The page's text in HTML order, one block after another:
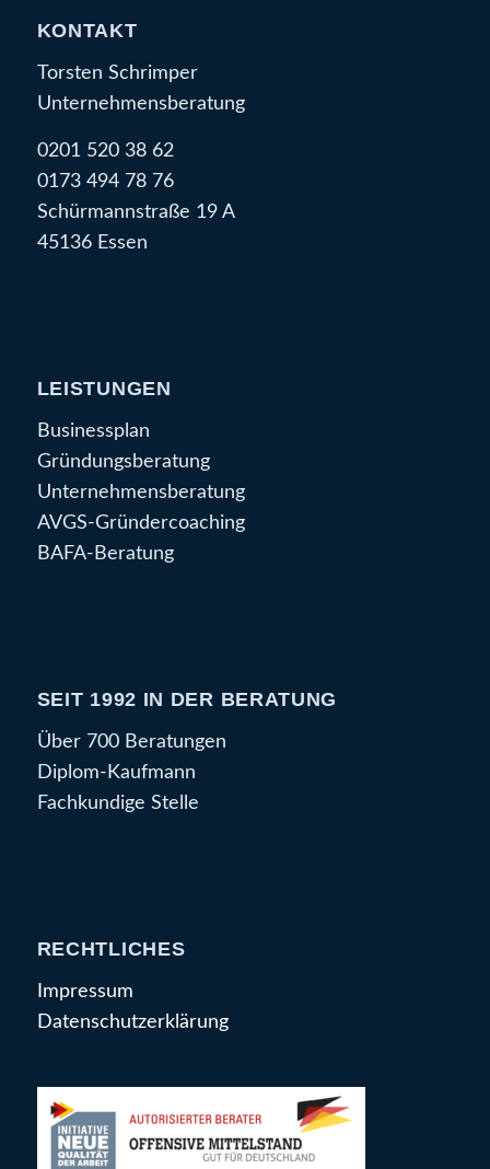
KONTAKT
Torsten Schrimper
Unternehmensberatung
0201 520 38 62
0173 494 78 76
Schürmannstraße 19 A
45136 Essen
LEISTUNGEN
Businessplan
Gründungsberatung
Unternehmensberatung
AVGS-Gründercoaching
BAFA-Beratung
SEIT 1992 IN DER BERATUNG
Über 700 Beratungen
Diplom-Kaufmann
Fachkundige Stelle
RECHTLICHES
Impressum
Datenschutzerklärung